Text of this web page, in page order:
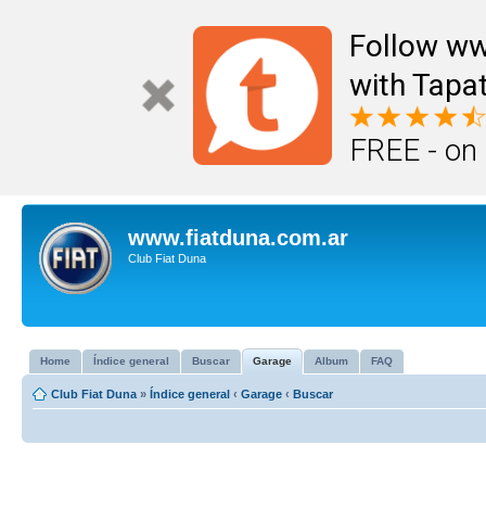
Follow
with
FREE -
www.fiatduna.com.ar
Club Fiat Duna
Home Índice general Buscar Garage Album FAQ
Club Fiat Duna » Índice general ‹ Garage ‹ Buscar